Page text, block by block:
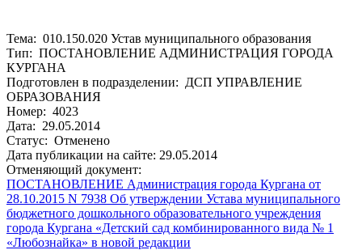
Тема: 010.150.020 Устав муниципального образования
Тип: ПОСТАНОВЛЕНИЕ АДМИНИСТРАЦИЯ ГОРОДА
КУРГАНА
Подготовлен в подразделении: ДСП УПРАВЛЕНИЕ
ОБРАЗОВАНИЯ
Номер: 4023
Дата: 29.05.2014
Статус: Отменено
Дата публикации на сайте: 29.05.2014
Отменяющий документ:
ПОСТАНОВЛЕНИЕ Администрация города Кургана от
28.10.2015 N 7938 Об утверждении Устава муниципального
бюджетного дошкольного образовательного учреждения
города Кургана «Детский сад комбинированного вида № 1
«Любознайка» в новой редакции